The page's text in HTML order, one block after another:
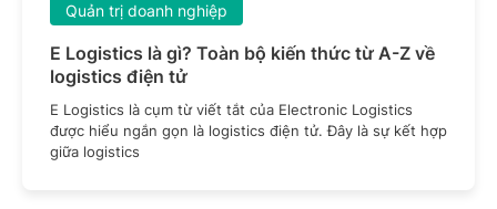
E Logistics là gì? Toàn bộ kiến thức từ A-Z về
logistics điện tử
Quản trị doanh nghiệp
E Logistics là cụm từ viết tắt của Electronic Logistics
được hiểu ngắn gọn là logistics điện tử. Đây là sự kết hợp
giữa logistics